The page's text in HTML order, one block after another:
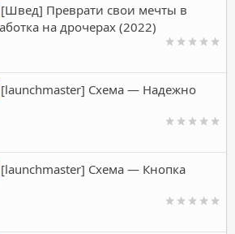
[Швед] Преврати свои мечты в
на дрочерах (2022)
[launchmaster] Схема — Надежно
[launchmaster] Схема — Кнопка